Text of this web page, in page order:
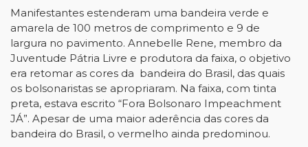
Manifestantes estenderam uma bandeira verde e
amarela de 100 metros de comprimento e 9 de
largura no pavimento. Annebelle Rene, membro da
Juventude Pátria Livre e produtora da faixa, o objetivo
era retomar as cores da bandeira do Brasil, das quais
os bolsonaristas se apropriaram. Na faixa, com tinta
preta, estava escrito “Fora Bolsonaro Impeachment
JÁ”. Apesar de uma maior aderência das cores da
bandeira do Brasil, o vermelho ainda predominou.